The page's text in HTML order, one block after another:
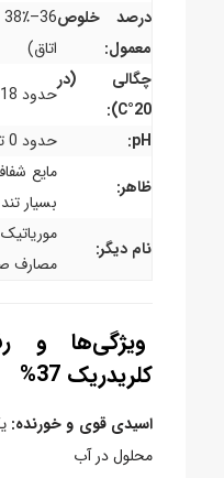
درصد خلوص
معمول:
اتاق)
چگالی (در
20°C):
حدود 1.18–1.19 g/cm³
pH:
حدود 0 تا 1
ظاهر:
مایع
بسیار
نام دیگر:
مصارف
ویژگی‌ها و
کلریدریک 37%
اسیدی قوی و خورنده:
محلول در آب